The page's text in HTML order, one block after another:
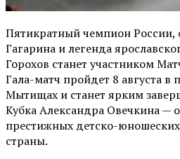
Пятикратный чемпион России,
Гагарина и легенда
Горохов станет участником
Гала-матч пройдет 8 августа в
Мытищах и станет ярким
Кубка Александра Овечкина —
престижных детско-
страны.